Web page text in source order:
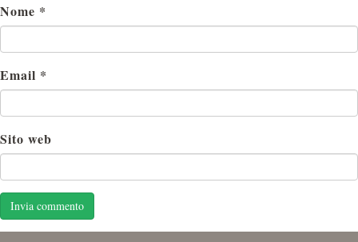
Nome *
Email *
Sito web